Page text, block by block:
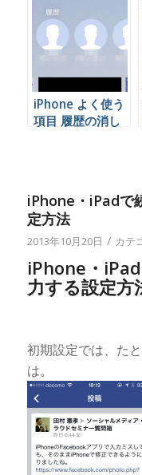
iPhone よく使う
項目 履歴の消し
iPhone・iPadで
定方法
2013年10月20日 / カテ
iPhone・
力する設定方
初期設定では、た
は。